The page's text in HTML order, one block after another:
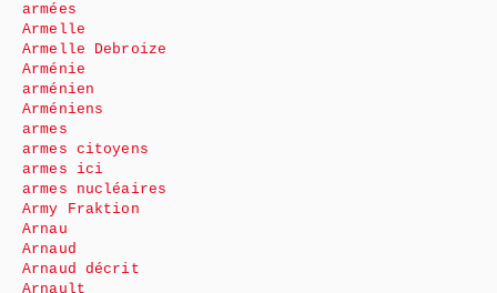
armées
Armelle
Armelle Debroize
Arménie
arménien
Arméniens
armes
armes citoyens
armes ici
armes nucléaires
Army Fraktion
Arnau
Arnaud
Arnaud décrit
Arnault